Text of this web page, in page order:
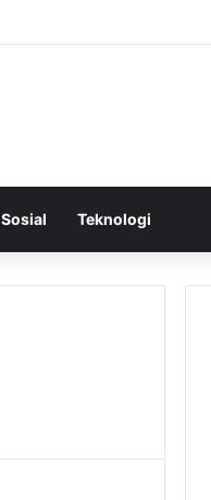
Sosial Teknologi